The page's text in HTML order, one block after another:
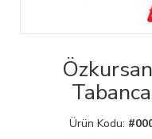
Ürün Kodu: